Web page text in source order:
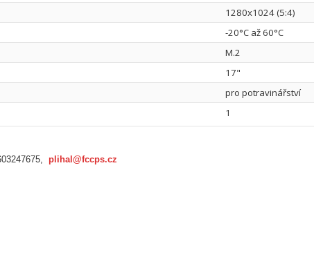
1280x1024 (5:4)
-20°C až 60°C
M.2
17"
pro potravinářství
1
plihal@fccps.cz